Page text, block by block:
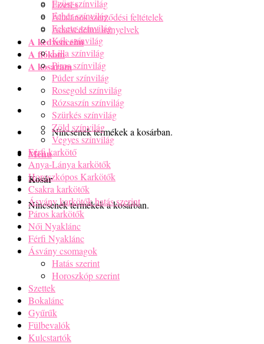
Fizetés
Általános szerződési feltételek
Adatvédelmi irányelvek
A kedvenceim
A fiókom
A kosaram
Nincsenek termékek a kosárban.
Menu
Kosár
Nincsenek termékek a kosárban.
Ezüst színvilág
Fehér színvilág
Fekete színvilág
Kék színvilág
Lilla színvilág
Piros színvilág
Púder színvilág
Rosegold színvilág
Rózsaszín színvilág
Szürkés színvilág
Zöld színvilág
Vegyes színvilág
Férfi karkötő
Anya-Lánya karkötők
Horoszkópos Karkötők
Csakra karkötők
Ásvány karkötők hatás szerint
Páros karkötők
Női Nyaklánc
Férfi Nyaklánc
Ásvány csomagok
Hatás szerint
Horoszkóp szerint
Szettek
Bokalánc
Gyűrűk
Fülbevalók
Kulcstartók